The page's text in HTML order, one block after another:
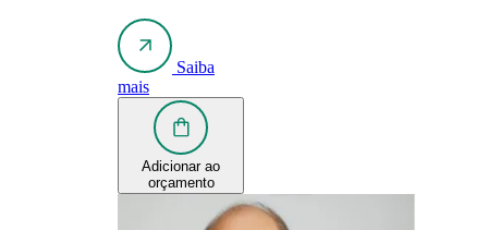
Saiba
mais
Adicionar ao
orçamento